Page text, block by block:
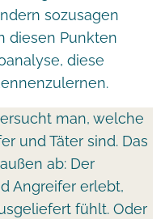
sozusagen
diesen Punkten
diese
man, welche
und Täter sind. Das
ab: Der
Angreifer erlebt,
fühlt. Oder